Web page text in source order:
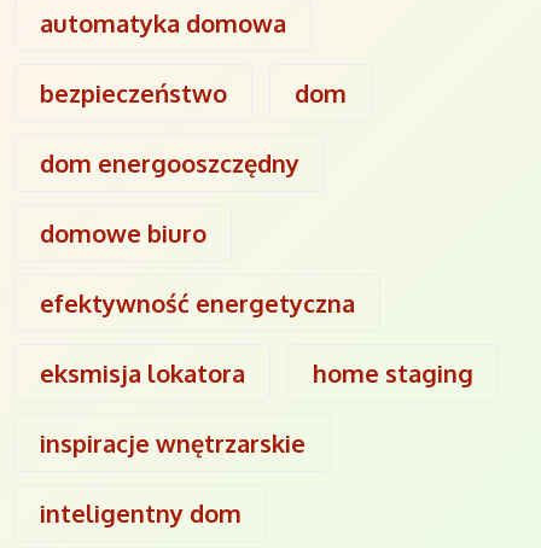
automatyka domowa
bezpieczeństwo dom
dom energooszczędny
domowe biuro
efektywność energetyczna
eksmisja lokatora home staging
inspiracje wnętrzarskie
inteligentny dom